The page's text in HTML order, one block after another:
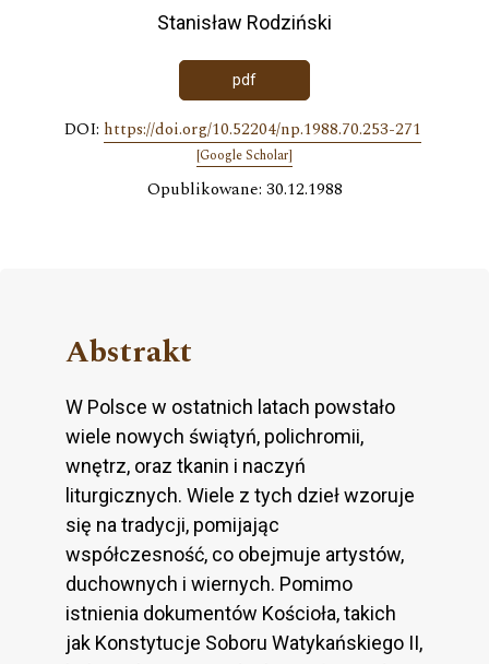
Stanisław Rodziński
pdf
DOI: https://doi.org/10.52204/np.1988.70.253-271
[Google Scholar]
Opublikowane: 30.12.1988
Abstrakt
W Polsce w ostatnich latach powstało
wiele nowych świątyń, polichromii,
wnętrz, oraz tkanin i naczyń
liturgicznych. Wiele z tych dzieł wzoruje
się na tradycji, pomijając
współczesność, co obejmuje artystów,
duchownych i wiernych. Pomimo
istnienia dokumentów Kościoła, takich
jak Konstytucje Soboru Watykańskiego II,